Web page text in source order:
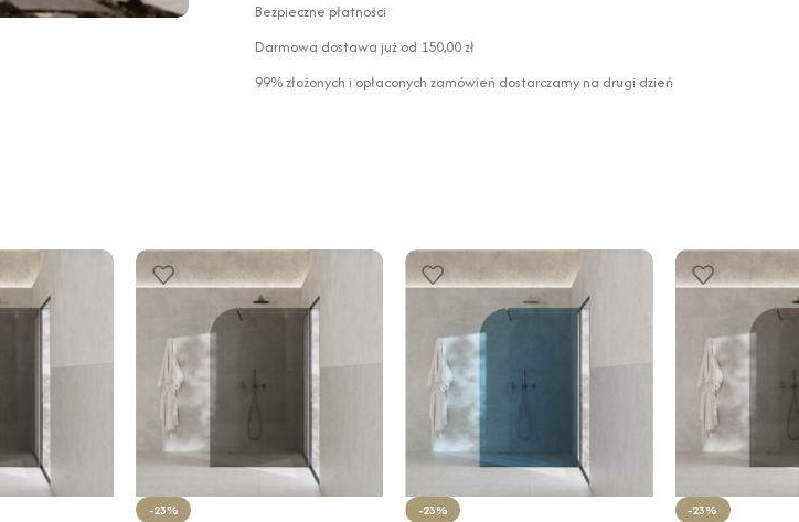
Bezpieczne płatności
Darmowa dostawa już od 150,00 zł
99% złożonych i opłaconych zamówień dostarczamy na drugi dzień
-23% -23% -23%